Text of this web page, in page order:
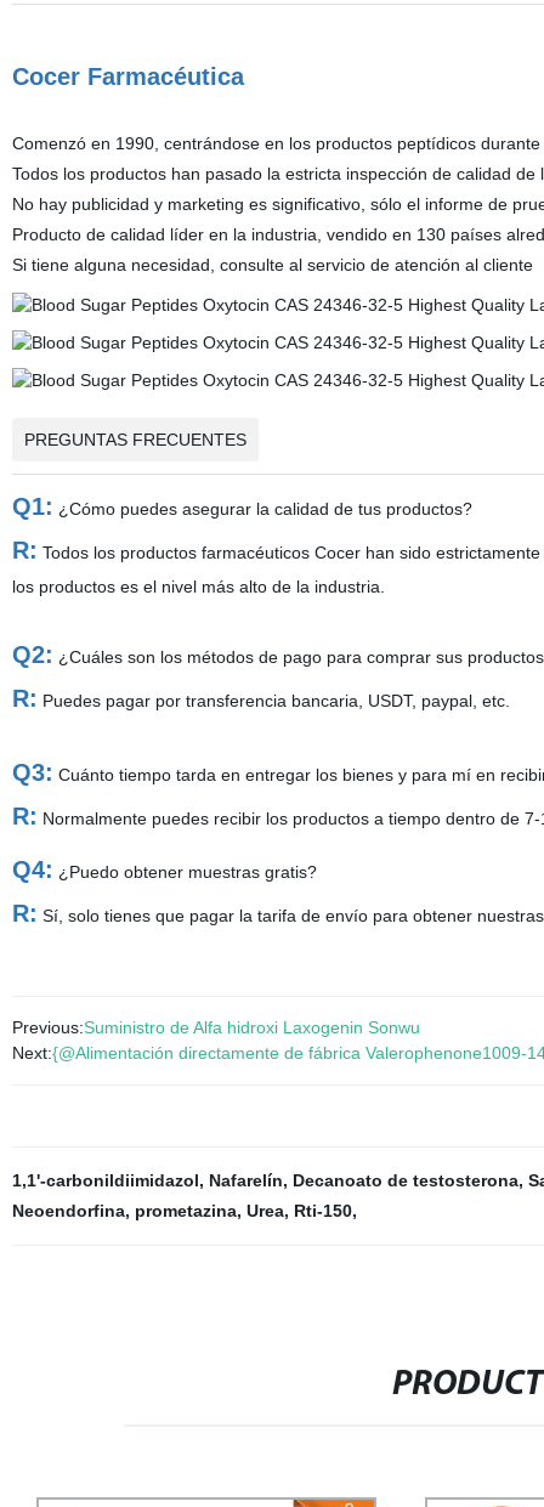
Cocer Farmacéutica
Comenzó en 1990, centrándose en los productos peptídicos
Todos los productos han pasado la estricta inspección de calidad
No hay publicidad y marketing es significativo, sólo el informe de
Producto de calidad líder en la industria, vendido en 130 países
Si tiene alguna necesidad, consulte al servicio de atención al cliente
PREGUNTAS FRECUENTES
Q1: ¿Cómo puedes asegurar la calidad de tus productos?
R: Todos los productos farmacéuticos Cocer han sido
los productos es el nivel más alto de la industria.
Q2: ¿Cuáles son los métodos de pago para comprar sus
R: Puedes pagar por transferencia bancaria, USDT, paypal, etc.
Q3: Cuánto tiempo tarda en entregar los bienes y para mí en
R: Normalmente puedes recibir los productos a tiempo dentro de
Q4: ¿Puedo obtener muestras gratis?
R: Sí, solo tienes que pagar la tarifa de envío para obtener
Previous:Suministro de Alfa hidroxi Laxogenin Sonwu
Next:{@Alimentación directamente de fábrica Valerophenone1009-
1,1'-carbonildiimidazol, Nafarelín, Decanoato de testosterona,
Neoendorfina, prometazina, Urea, Rti-150,